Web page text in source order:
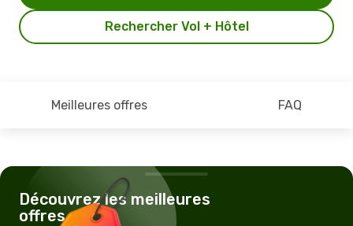
Rechercher Vol + Hôtel
Meilleures offres FAQ
Découvrez les meilleures
offres